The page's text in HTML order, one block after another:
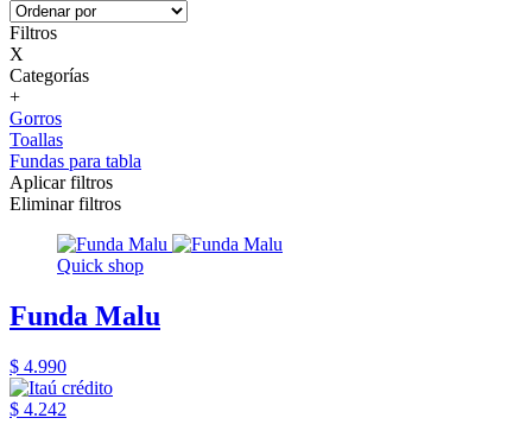
Filtros
X
Categorías
+
Gorros
Toallas
Fundas para tabla
Aplicar filtros
Eliminar filtros
Quick shop
Funda Malu
$ 4.990
$ 4.242